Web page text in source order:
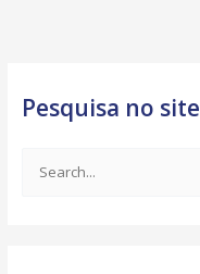
Pesquisa no site